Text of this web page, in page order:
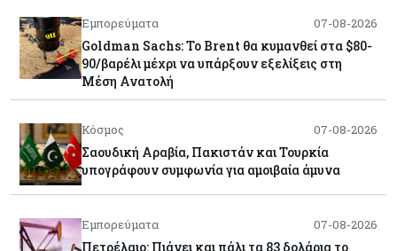
Εμπορεύματα 07-08-2026
Goldman Sachs: Το Brent θα κυμανθεί στα $80-
90/βαρέλι μέχρι να υπάρξουν εξελίξεις στη
Μέση Ανατολή
Κόσμος 07-08-2026
Σαουδική Αραβία, Πακιστάν και Τουρκία
υπογράφουν συμφωνία για αμοιβαία άμυνα
Εμπορεύματα 07-08-2026
Πετρέλαιο: Πιάνει και πάλι τα 83 δολάρια το